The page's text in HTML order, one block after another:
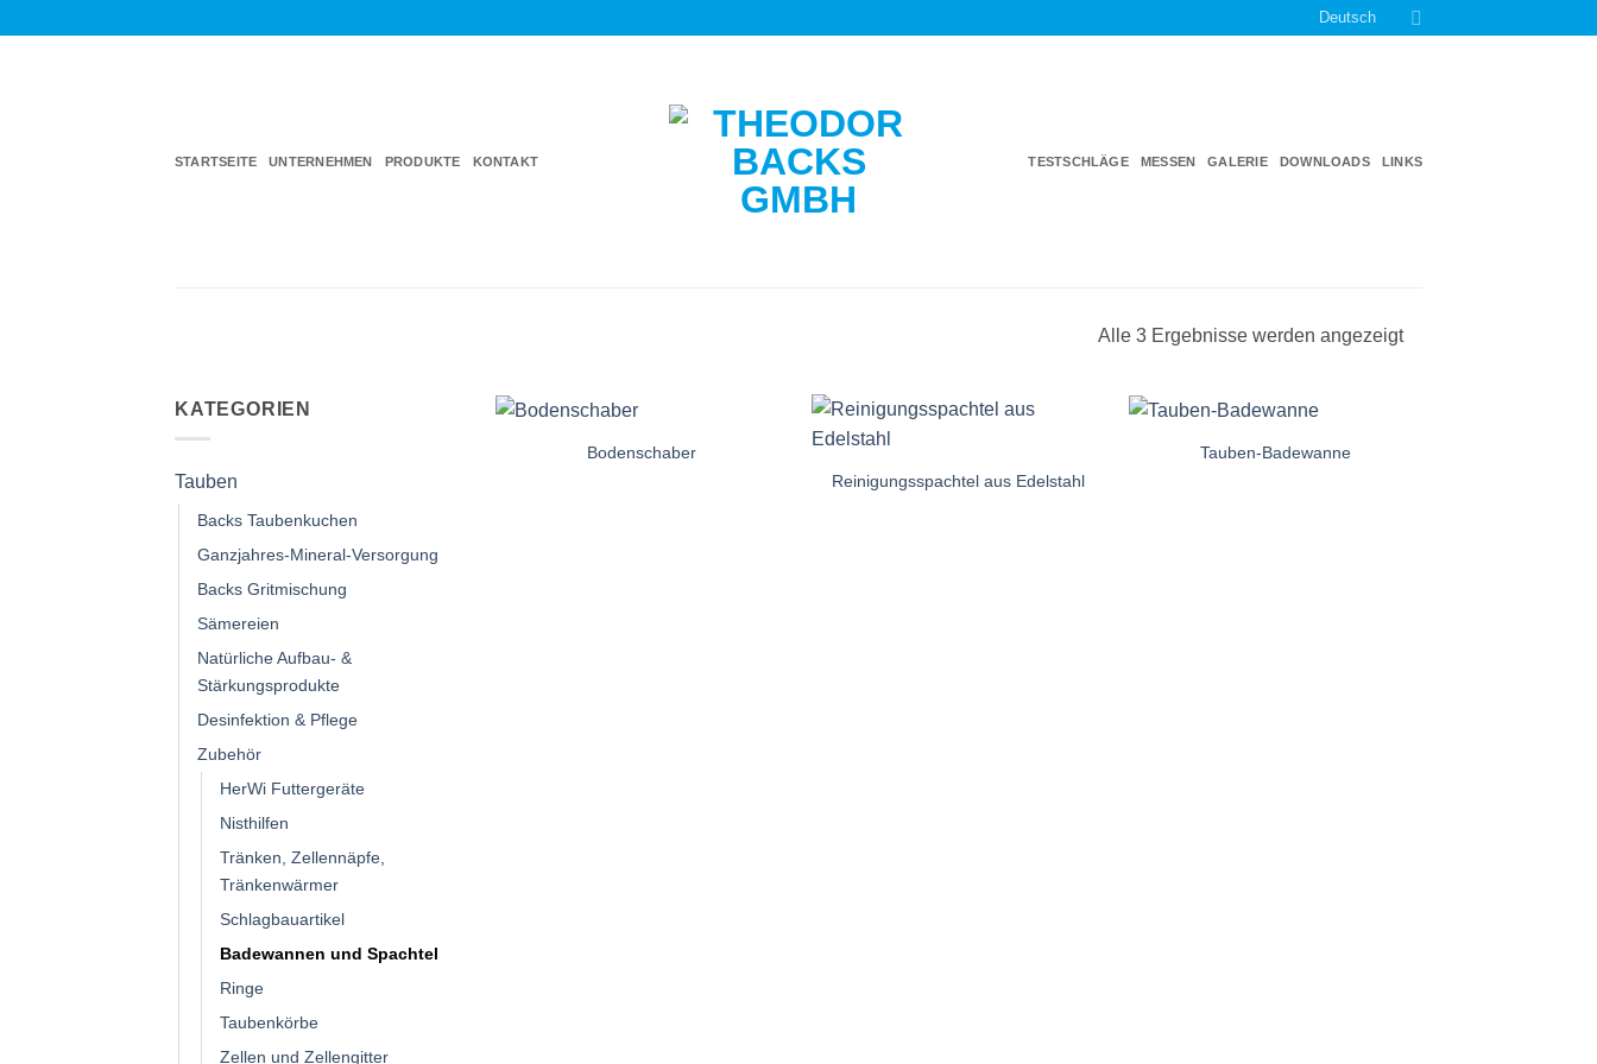
Deutsch
STARTSEITE UNTERNEHMEN PRODUKTE KONTAKT TESTSCHLÄGE MESSEN GALERIE DOWNLOADS LINKS
Alle 3 Ergebnisse werden angezeigt
KATEGORIEN
Tauben
Backs Taubenkuchen
Ganzjahres-Mineral-Versorgung
Backs Gritmischung
Sämereien
Natürliche Aufbau- &
Stärkungsprodukte
Desinfektion & Pflege
Zubehör
HerWi Futtergeräte
Nisthilfen
Tränken, Zellennäpfe,
Tränkenwärmer
Schlagbauartikel
Badewannen und Spachtel
Ringe
Taubenkörbe
Zellen und Zellengitter
Bodenschaber
Einkaufsliste
Reinigungsspachtel aus Edelstahl
Auf die
Tauben-Badewanne